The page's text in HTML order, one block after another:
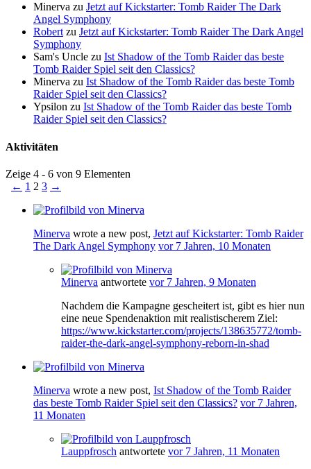
Minerva zu Jetzt auf Kickstarter: Tomb Raider The Dark
Angel Symphony
Robertzu Jetzt auf Kickstarter: Tomb Raider The Dark Angel
Symphony
Sam's Uncle zu Ist Shadow of the Tomb Raider das beste
Tomb Raider Spiel seit den Classics?
Minerva zu Ist Shadow of the Tomb Raider das beste Tomb
Raider Spiel seit den Classics?
Ypsilon zu Ist Shadow of the Tomb Raider das beste Tomb
Raider Spiel seit den Classics?
Aktivitäten
Zeige 4 - 6 von 9 Elementen
← 1 2 3 →
Minerva wrote a new post, Jetzt auf Kickstarter: Tomb Raider
The Dark Angel Symphony vor 7 Jahren, 10 Monaten
Minerva antwortete vor 7 Jahren, 9 Monaten
Nachdem die Kampagne gescheitert ist, gibt es hier nun
eine neue Spendenaktion mit realistischerem Ziel:
https://www.kickstarter.com/projects/138635772/tomb-
raider-the-dark-angel-symphony-reborn-in-shad
Minerva wrote a new post, Ist Shadow of the Tomb Raider
das beste Tomb Raider Spiel seit den Classics? vor 7 Jahren,
11 Monaten
Lauppfrosch antwortete vor 7 Jahren, 11 Monaten